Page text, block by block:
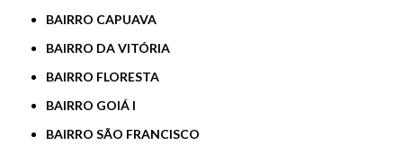
BAIRRO CAPUAVA
BAIRRO DA VITÓRIA
BAIRRO FLORESTA
BAIRRO GOIÁ I
BAIRRO SÃO FRANCISCO